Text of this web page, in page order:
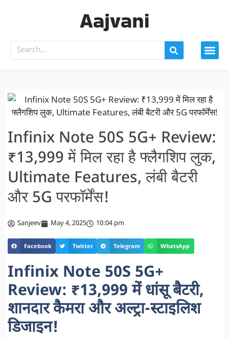
Aajvani
Infinix Note 50S 5G+ Review:
₹13,999 में मिल रहा है फ्लैगशिप लुक,
Ultimate Features, लंबी बैटरी
और 5G परफॉर्मेंस!
Sanjeev May 4, 2025 10:04 pm
Facebook Twitter Telegram WhatsApp
Infinix Note 50S 5G+
Review: ₹13,999 में धांसू बैटरी,
शानदार कैमरा और अल्ट्रा-स्टाइलिश
डिजाइन!